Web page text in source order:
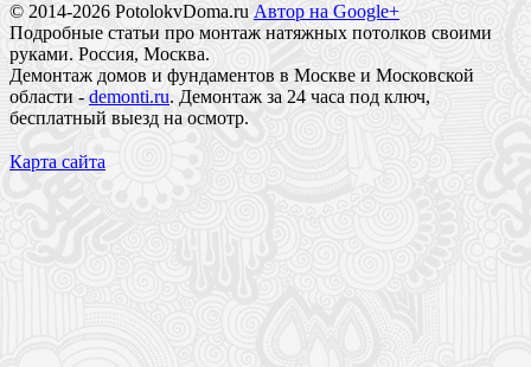
© 2014-2026 PotolokvDoma.ru Автор на Google+
Подробные статьи про монтаж натяжных потолков своими
руками. Россия, Москва.
Демонтаж домов и фундаментов в Москве и Московской
области - demonti.ru. Демонтаж за 24 часа под ключ,
бесплатный выезд на осмотр.
Карта сайта